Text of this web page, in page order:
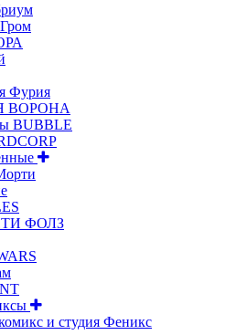
Фурия
ВОРОНА
BUBBLE
ФОЛЗ
и студия Феникс